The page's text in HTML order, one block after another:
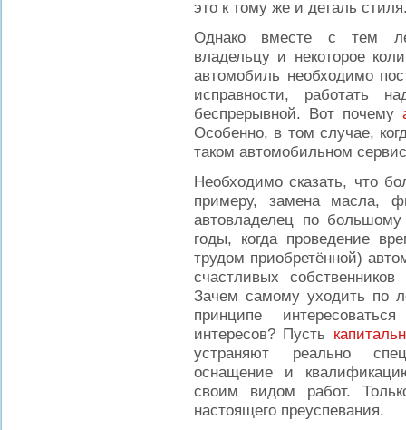
это к тому же и деталь
Однако вместе с тем
владельцу и некоторое
автомобиль необходимо
исправности, работать
беспрерывной. Вот почему
Особенно, в том случае,
таком автомобильном
Необходимо сказать, что
примеру, замена масла,
автовладелец по
годы, когда проведение
трудом приобретённой)
счастливых
Зачем самому уходить по
принципе
интересов? Пусть
устраняют реально
оснащение и
своим видом работ.
настоящего преуспевания.